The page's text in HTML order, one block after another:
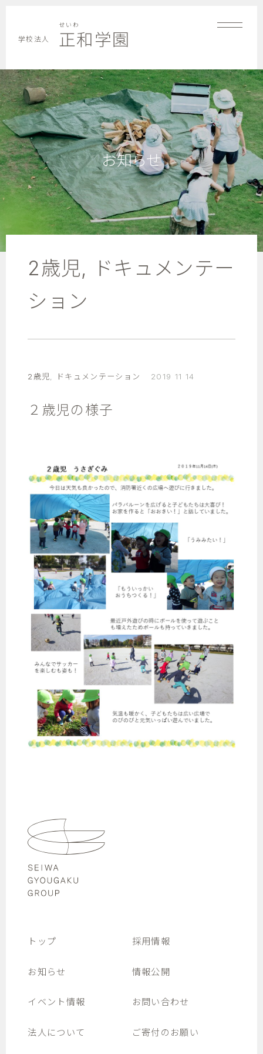
学校法人
せいわ
正和学園
お知らせ
2歳児, ドキュメンテー
ション
2歳児 ドキュメンテーション 2019 11 14
２歳児の様子
トップ
お知らせ
イベント情報
法人について
採用情報
情報公開
お問い合わせ
ご寄付のお願い